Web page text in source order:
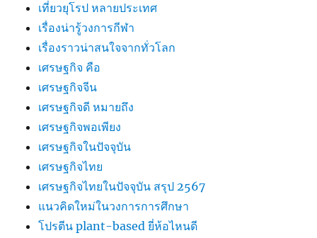
เที่ยวยุโรป หลายประเทศ
เรื่องน่ารู้วงการกีฬา
เรื่องราวน่าสนใจจากทั่วโลก
เศรษฐกิจ คือ
เศรษฐกิจจีน
เศรษฐกิจดี หมายถึง
เศรษฐกิจพอเพียง
เศรษฐกิจในปัจจุบัน
เศรษฐกิจไทย
เศรษฐกิจไทยในปัจจุบัน สรุป 2567
แนวคิดใหม่ในวงการการศึกษา
โปรตีน plant-based ยี่ห้อไหนดี